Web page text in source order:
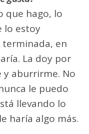
que hago, lo
lo estoy
en
La doy por
y aburrirme. No
le puedo
llevando lo
haría algo más.